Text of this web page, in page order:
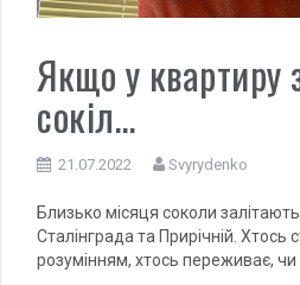
Якщо у квартиру
сокіл…
21.07.2022 Svyrydenko
Близько місяця соколи
Сталінграда та Прирічній. Хтось
розумінням, хтось переживає, чи